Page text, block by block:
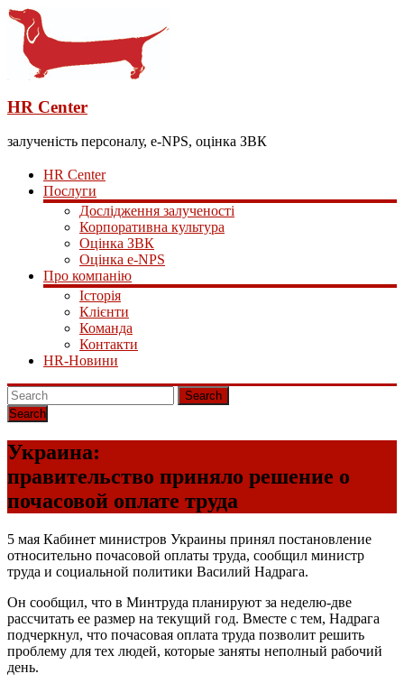
HR Center
залученість персоналу, e-NPS, оцінка ЗВК
HR Center
Послуги
Дослідження залученості
Корпоративна культура
Оцінка ЗВК
Оцінка e-NPS
Про компанію
Історія
Клієнти
Команда
Контакти
HR-Новини
Search
Украина:
правительство приняло решение о
почасовой оплате труда
5 мая Кабинет министров Украины принял постановление
относительно почасовой оплаты труда, сообщил министр
труда и социальной политики Василий Надрага.
Он сообщил, что в Минтруда планируют за неделю-две
рассчитать ее размер на текущий год. Вместе с тем, Надрага
подчеркнул, что почасовая оплата труда позволит решить
проблему для тех людей, которые заняты неполный рабочий
день.